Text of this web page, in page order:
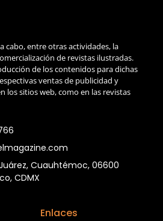
cabo, entre otras actividades, la
de revistas ilustradas.
de los contenidos para dichas
ventas de publicidad y
los sitios web, como en las revistas
Cuauhtémoc, 06600
CDMX
Enlaces